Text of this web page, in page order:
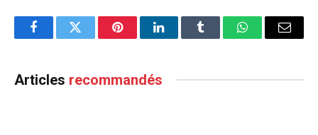
FacebookTwitter PinterestLinkedInTumblr WhatsAppEmail
Articles recommandés